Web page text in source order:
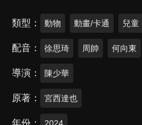
類型 動物 動畫/卡通 兒童
配音 徐思琦 周帥 何向東
導演 陳少華
原著 宮西達也
年份 2024